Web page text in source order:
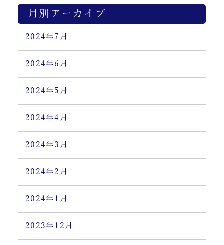
月別アーカイブ
2024年7月
2024年6月
2024年5月
2024年4月
2024年3月
2024年2月
2024年1月
2023年12月